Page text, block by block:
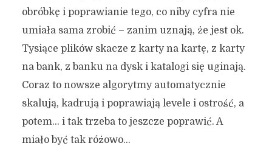
obróbkę i poprawianie tego, co niby cyfra nie
umiała sama zrobić – zanim uznają, że jest ok.
Tysiące plików skacze z karty na kartę, z karty
na bank, z banku na dysk i katalogi się uginają.
Coraz to nowsze algorytmy automatycznie
skalują, kadrują i poprawiają levele i ostrość, a
potem… i tak trzeba to jeszcze poprawić. A
miało być tak różowo…